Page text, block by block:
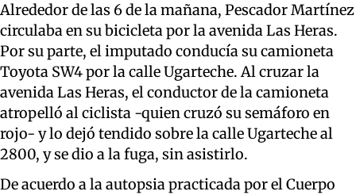
Alrededor de las 6 de la mañana, Pescador Martínez
circulaba en su bicicleta por la avenida Las Heras.
Por su parte, el imputado conducía su camioneta
Toyota SW4 por la calle Ugarteche. Al cruzar la
avenida Las Heras, el conductor de la camioneta
atropelló al ciclista -quien cruzó su semáforo en
rojo- y lo dejó tendido sobre la calle Ugarteche al
2800, y se dio a la fuga, sin asistirlo.
De acuerdo a la autopsia practicada por el Cuerpo